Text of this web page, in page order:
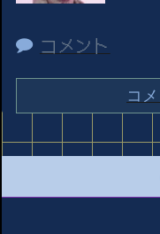
コメント
コ